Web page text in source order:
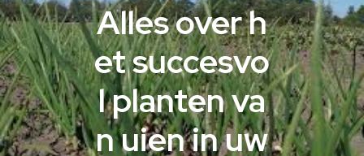
Alles over h
et succesvo
l planten va
n uien in uw